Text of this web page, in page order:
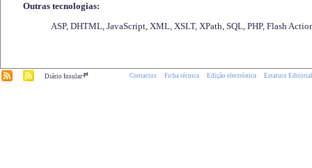
Outras tecnologias:
ASP, DHTML, JavaScript, XML, XSLT, XPath, SQL, PHP, Flash
Diário Insular.pt Contactos Ficha técnica Edição electrónica Estatuto Editorial